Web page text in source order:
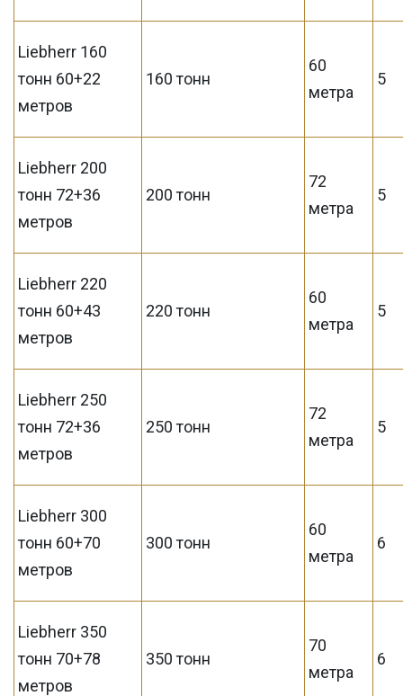
Liebherr 160
тонн 60+22
метров
160 тонн
60
метра
5
Liebherr 200
тонн 72+36
метров
200 тонн
72
метра
5
Liebherr 220
тонн 60+43
метров
220 тонн
60
метра
5
Liebherr 250
тонн 72+36
метров
250 тонн
72
метра
5
Liebherr 300
тонн 60+70
метров
300 тонн
60
метра
6
Liebherr 350
тонн 70+78
метров
350 тонн
70
метра
6